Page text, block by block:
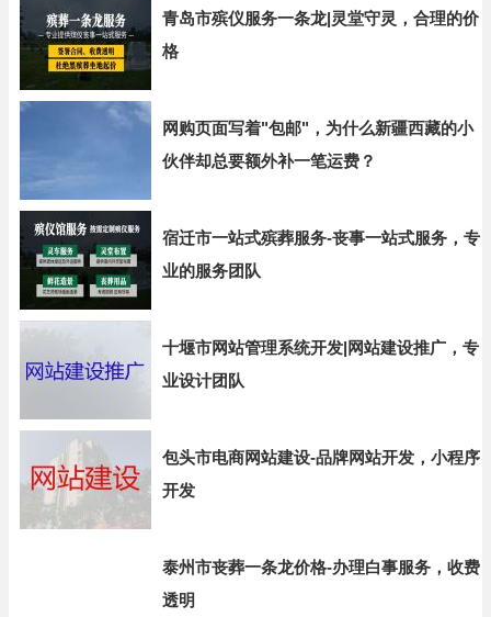
青岛市殡仪服务一条龙|灵堂守灵，合理的价
格
网购页面写着"包邮"，为什么新疆西藏的小
伙伴却总要额外补一笔运费？
宿迁市一站式殡葬服务-丧事一站式服务，专
业的服务团队
十堰市网站管理系统开发|网站建设推广，专
业设计团队
包头市电商网站建设-品牌网站开发，小程序
开发
泰州市丧葬一条龙价格-办理白事服务，收费
透明